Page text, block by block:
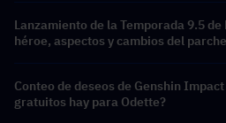
Lanzamiento de la Temporada 9.5
héroe, aspectos y cambios del parche
Conteo de deseos de Genshin
gratuitos hay para Odette?